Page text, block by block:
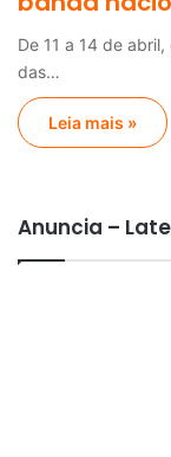
De 11 a 14 de
das…
Leia mais »
Anuncia –